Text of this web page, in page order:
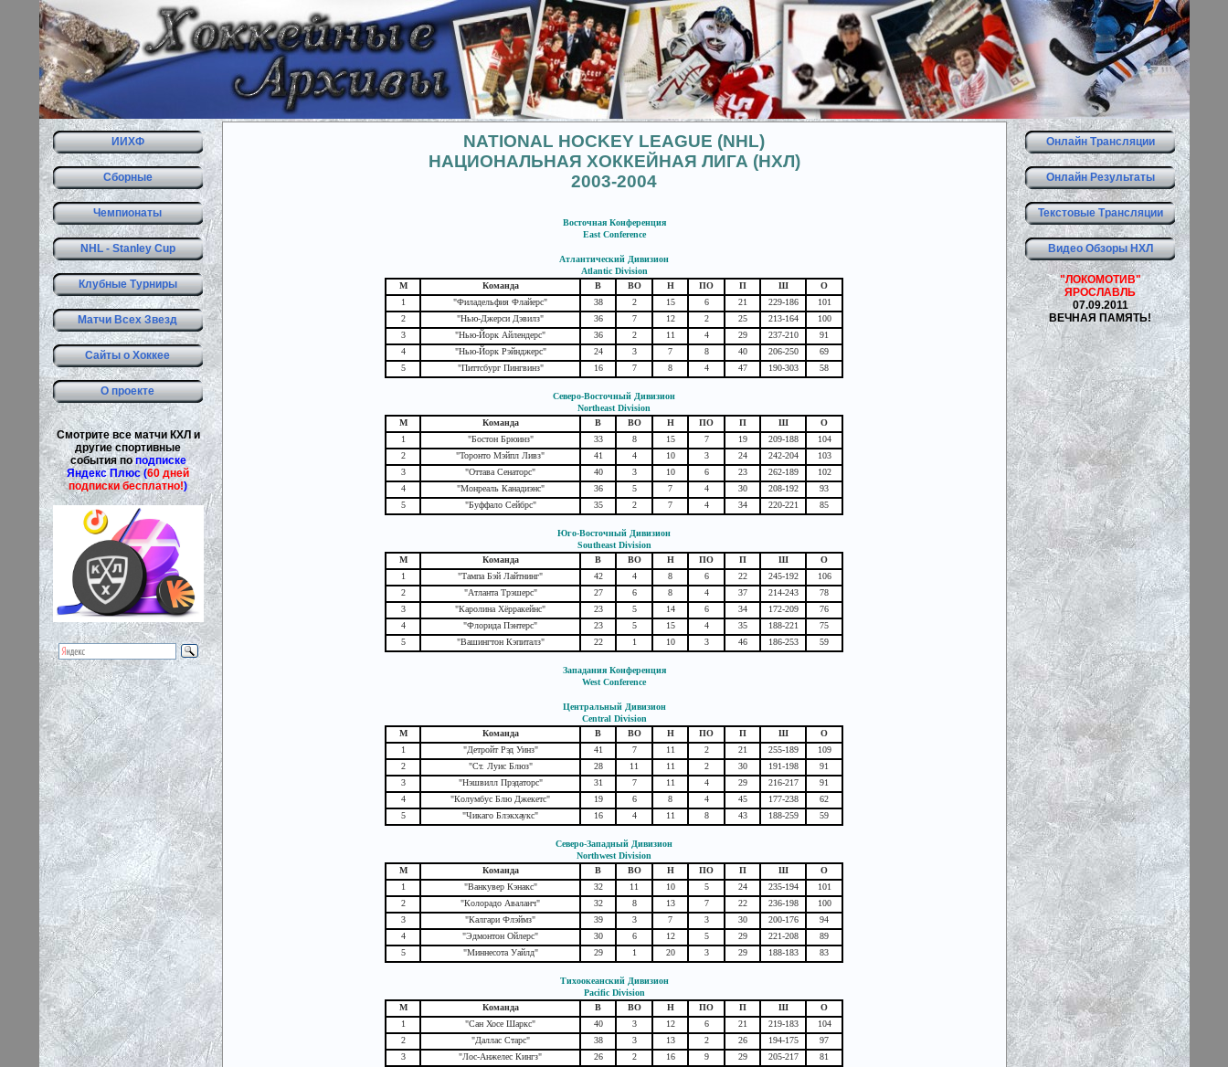
ИИХФ
Сборные
Чемпионаты
NHL - Stanley Cup
Клубные Турниры
Матчи Всех Звезд
Сайты о Хоккее
О проекте
Смотрите все матчи КХЛ и
другие спортивные
события поподписке
Яндекс Плюс (60 дней
подписки бесплатно!)
Онлайн Трансляции
Онлайн Результаты
Текстовые Трансляции
Видео Обзоры НХЛ
"ЛОКОМОТИВ"
ЯРОСЛАВЛЬ
07.09.2011
ВЕЧНАЯ ПАМЯТЬ!
NATIONAL HOCKEY LEAGUE (NHL)
НАЦИОНАЛЬНАЯ ХОККЕЙНАЯ ЛИГА (НХЛ)
2003-2004
Восточная Конференция
East Conference
Атлантический Дивизион
Atlantic Division
М
Команда В ВО Н ПО П Ш
О
1
"Филадельфия Флайерс" 38 2 15 6 21 229-186
101
2
"Нью-Джерси Дэвилз" 36 7 12 2 25 213-164
100
3
"Нью-Йорк Айлендерс" 36 2 11 4 29 237-210
91
4
"Нью-Йорк Рэйнджерс" 24 3 7 8 40 206-250
69
5
"Питтсбург Пингвинз" 16 7 8 4 47 190-303 58
Северо-Восточный Дивизион
Northeast Division
М
Команда В ВО Н ПО П Ш
О
1
"Бостон Брюинз" 33 8 15 7 19 209-188
104
2
"Торонто Мэйпл Ливз" 41 4 10 3 24 242-204
103
3
"Оттава Сенаторс" 40 3 10 6 23 262-189
102
4
"Монреаль Канадиэнс" 36 5 7 4 30 208-192
93
5
"Буффало Сейбрс" 35 2 7 4 34 220-221 85
Юго-Восточный Дивизион
Southeast Division
М
Команда В ВО Н ПО П Ш
О
1
"Тампа Бэй Лайтнинг" 42 4 8 6 22 245-192
106
2
"Атланта Трэшерс" 27 6 8 4 37 214-243
78
3
"Каролина Хёрракейнс" 23 5 14 6 34 172-209
76
4
"Флорида Пэнтерс" 23 5 15 4 35 188-221
75
5
"Вашингтон Кэпиталз" 22 1 10 3 46 186-253 59
Западания Конференция
West Conference
Центральный Дивизион
Central Division
М
Команда В ВО Н ПО П Ш
О
1
"Детройт Рэд Уинз" 41 7 11 2 21 255-189
109
2
"Ст. Луис Блюз" 28 11 11 2 30 191-198
91
3
"Нэшвилл Прэдаторс" 31 7 11 4 29 216-217
91
4
"Колумбус Блю Джекетс" 19 6 8 4 45 177-238
62
5
"Чикаго Блэкхаукс" 16 4 11 8 43 188-259 59
Северо-Западный Дивизион
Northwest Division
М
Команда В ВО Н ПО П Ш
О
1
"Ванкувер Кэнакс" 32 11 10 5 24 235-194
101
2
"Колорадо Аваланч" 32 8 13 7 22 236-198
100
3
"Калгари Флэймз" 39 3 7 3 30 200-176
94
4
"Эдмонтон Ойлерс" 30 6 12 5 29 221-208
89
5
"Миннесота Уайлд" 29 1 20 3 29 188-183 83
Тихоокеанский Дивизион
Pacific Division
М
Команда В ВО Н ПО П Ш
О
1
"Сан Хосе Шаркс" 40 3 12 6 21 219-183
104
2
"Даллас Старс" 38 3 13 2 26 194-175
97
3
"Лос-Анжелес Кингз" 26 2 16 9 29 205-217
81